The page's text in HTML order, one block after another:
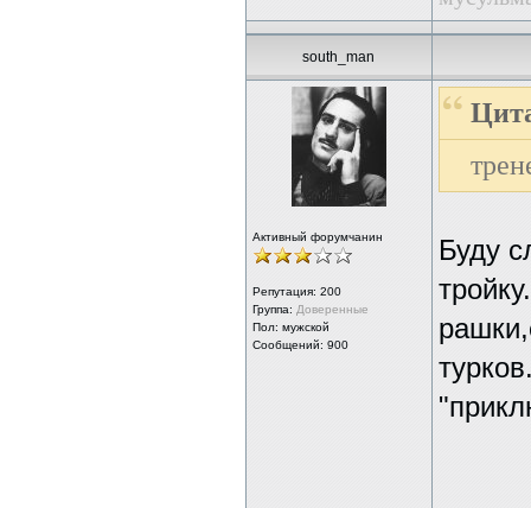
south_man
Активный форумчанин
Репутация: 200
Группа: Доверенные
Пол: мужской
Сообщений: 900
Буду